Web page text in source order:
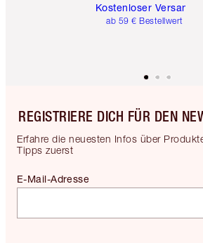
Kostenloser Versand
ab 59 € Bestellwert
REGISTRIERE DICH FÜR DEN
Erfahre die neuesten Infos über
Tipps zuerst
E-Mail-Adresse